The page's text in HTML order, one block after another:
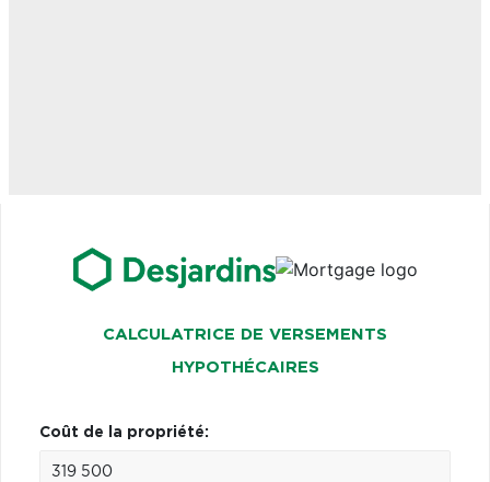
CALCULATRICE DE VERSEMENTS
HYPOTHÉCAIRES
Coût de la propriété: